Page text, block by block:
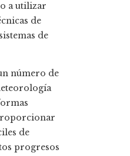
a utilizar
de
de
número de
de
progresos